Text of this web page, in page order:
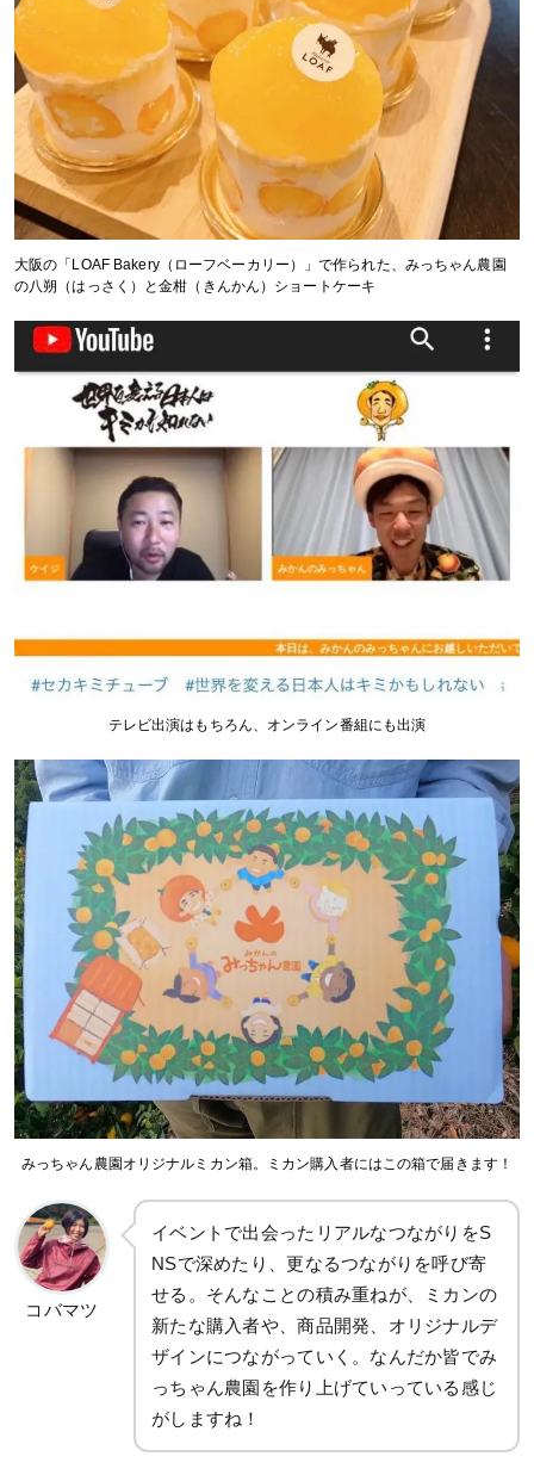
大阪の「LOAF Bakery（ローフベーカリー）」で作られた、みっちゃん農園
の八朔（はっさく）と金柑（きんかん）ショートケーキ
テレビ出演はもちろん、オンライン番組にも出演
みっちゃん農園オリジナルミカン箱。ミカン購入者にはこの箱で届きます！
コバマツ
イベントで出会ったリアルなつながりをS
NSで深めたり、更なるつながりを呼び寄
せる。そんなことの積み重ねが、ミカンの
新たな購入者や、商品開発、オリジナルデ
ザインにつながっていく。なんだか皆でみ
っちゃん農園を作り上げていっている感じ
がしますね！